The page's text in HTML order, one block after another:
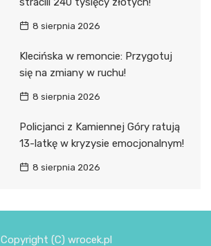
8 sierpnia 2026
Klecińska w remoncie: Przygotuj
się na zmiany w ruchu!
8 sierpnia 2026
Policjanci z Kamiennej Góry ratują
13-latkę w kryzysie emocjonalnym!
8 sierpnia 2026
Copyright (C) wrocek.pl